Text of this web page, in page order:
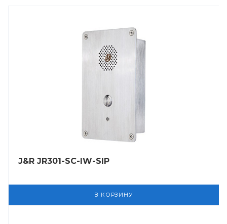
J&R JR301-SC-IW-SIP
В КОРЗИНУ